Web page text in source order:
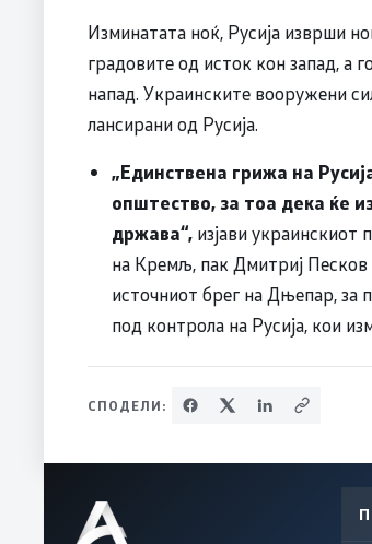
Изминатата ноќ, Русија изврши
градовите од исток кон запад, а
напад. Украинските вооружени
лансирани од Русија.
„Единствена грижа на
општество, за тоа дека ќе
држава“, изјави украинскиот
на Кремљ, пак Дмитриј Песков
источниот брег на Дњепар, за
под контрола на Русија, кои
СПОДЕЛИ: